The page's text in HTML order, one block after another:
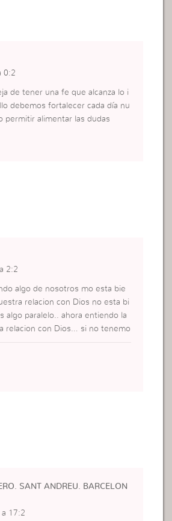
0:2
de tener una fe que alcanza lo i
debemos fortalecer cada día nu
permitir alimentar las dudas
2:2
algo de nosotros mo esta bie
relacion con Dios no esta bi
algo paralelo.. ahora entiendo la
relacion con Dios… si no tenemo
SANT ANDREU. BARCELON
17:2